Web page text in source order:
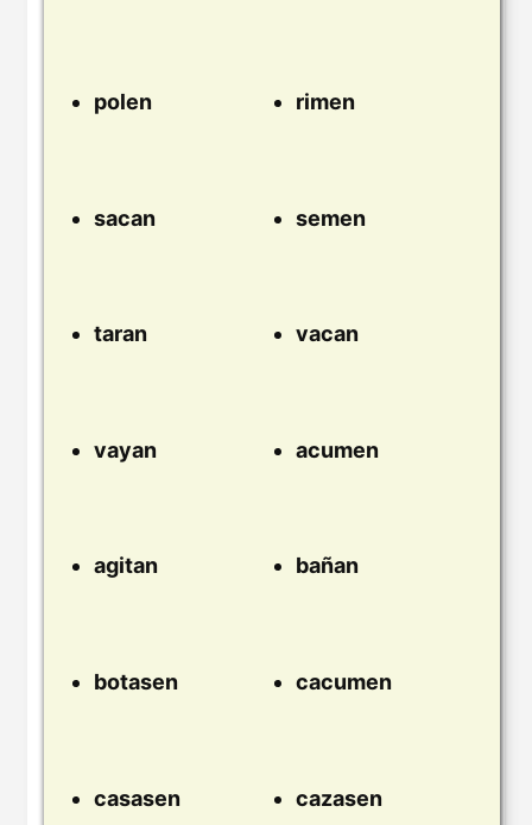
polen rimen
sacan semen
taran vacan
vayan acumen
agitan bañan
botasen cacumen
casasen cazasen